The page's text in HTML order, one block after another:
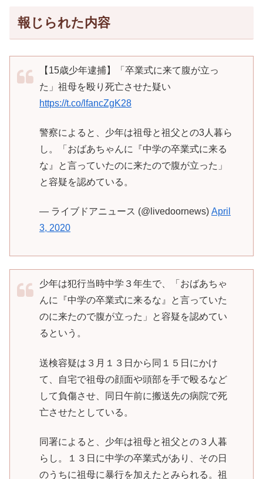
報じられた内容
【15歳少年逮捕】「卒業式に来て腹が立っ
た」祖母を殴り死亡させた疑い
https://t.co/lfancZgK28
警察によると、少年は祖母と祖父との3人暮ら
し。「おばあちゃんに『中学の卒業式に来る
な』と言っていたのに来たので腹が立った」
と容疑を認めている。
— ライブドアニュース (@livedoornews) April
3, 2020
少年は犯行当時中学３年生で、「おばあちゃ
んに『中学の卒業式に来るな』と言っていた
のに来たので腹が立った」と容疑を認めてい
るという。
送検容疑は３月１３日から同１５日にかけ
て、自宅で祖母の顔面や頭部を手で殴るなど
して負傷させ、同日午前に搬送先の病院で死
亡させたとしている。
同署によると、少年は祖母と祖父との３人暮
らし。１３日に中学の卒業式があり、その日
のうちに祖母に暴行を加えたとみられる。祖